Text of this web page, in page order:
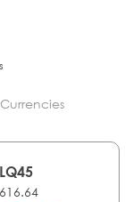
Currencies
LQ45
616.64